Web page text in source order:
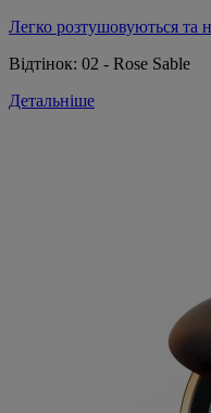
Легко розтушовуються та
Відтінок: 02 - Rose Sable
Детальніше